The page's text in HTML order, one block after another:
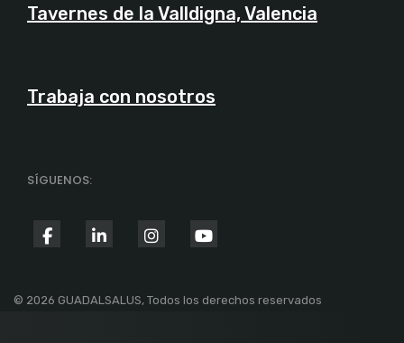
Tavernes de la Valldigna, Valencia
Trabaja con nosotros
SÍGUENOS:
fab
facebook-
fab
linkedin-
fab
instagram
fab
youtube
© 2026 GUADALSALUS, Todos los derechos reservados